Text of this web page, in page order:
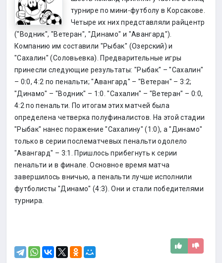
турнире по мини-футболу в Корсакове.
Четыре их них представляли райцентр
("Водник", "Ветеран", "Динамо" и "Авангард").
Компанию им составили "Рыбак" (Озерский) и
"Сахалин" (Соловьевка). Предварительные игры
принесли следующие результаты: "Рыбак" – "Сахалин"
– 0:0, 4:2 по пенальти; "Авангард" – "Ветеран" – 3:2;
"Динамо" – "Водник" – 1:0. "Сахалин" – "Ветеран" – 0:0,
4:2 по пенальти. По итогам этих матчей была
определена четверка полуфиналистов. На этой стадии
"Рыбак" нанес поражение "Сахалину" (1:0), а "Динамо"
только в серии послематчевых пенальти одолело
"Авангард" – 3:1. Пришлось прибегнуть к серии
пенальти и в финале. Основное время матча
завершилось вничью, а пенальти лучше исполнили
футболисты "Динамо" (4:3). Они и стали победителями
турнира.